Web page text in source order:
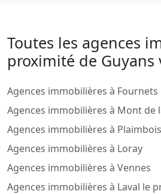
Toutes les agences
proximité de Guyans
Agences immobilières à Fournets
Agences immobilières à Mont de
Agences immobilières à
Agences immobilières à Loray
Agences immobilières à Vennes
Agences immobilières à Laval le